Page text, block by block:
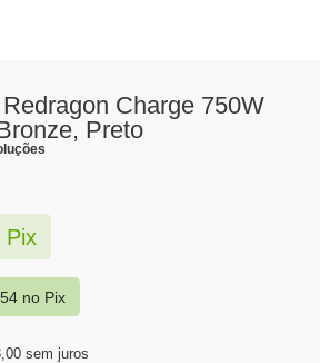
Charge 750W
Preto
sem juros
Pix
no Pix